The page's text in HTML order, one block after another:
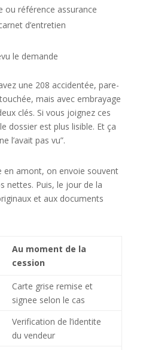
ou référence assurance
d’entretien
le demande
une 208 accidentée, pare-
mais avec embrayage
clés. Si vous joignez ces
dossier est plus lisible. Et ça
l’avait pas vu”.
en amont, on envoie souvent
nettes. Puis, le jour de la
et aux documents
Au moment de la
cession
Carte grise remise et
signee selon le cas
Verification de l’identite
du vendeur